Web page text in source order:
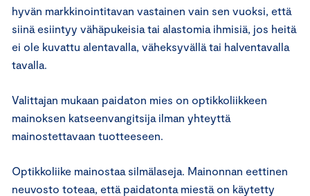
hyvän markkinointitavan vastainen vain sen vuoksi, että
siinä esiintyy vähäpukeisia tai alastomia ihmisiä, jos heitä
ei ole kuvattu alentavalla, väheksyvällä tai halventavalla
tavalla.
Valittajan mukaan paidaton mies on optikkoliikkeen
mainoksen katseenvangitsija ilman yhteyttä
mainostettavaan tuotteeseen.
Optikkoliike mainostaa silmälaseja. Mainonnan eettinen
neuvosto toteaa, että paidatonta miestä on käytetty